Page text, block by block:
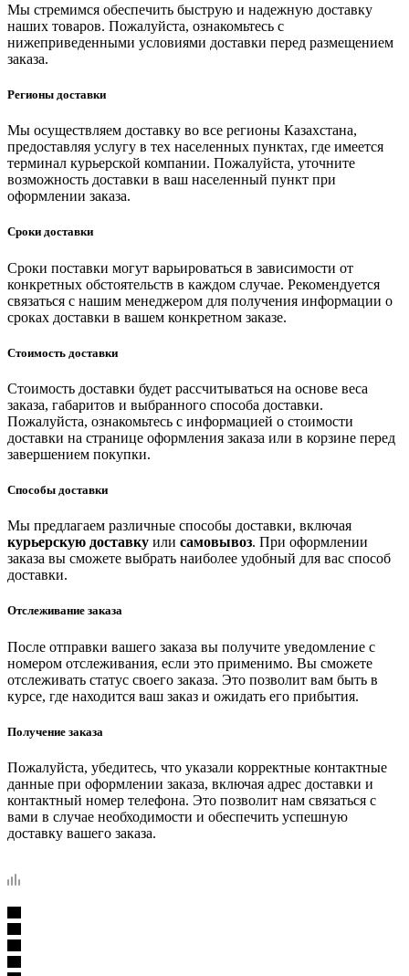
Мы стремимся обеспечить быструю и надежную доставку
наших товаров. Пожалуйста, ознакомьтесь с
нижеприведенными условиями доставки перед размещением
заказа.
Регионы доставки
Мы осуществляем доставку во все регионы Казахстана,
предоставляя услугу в тех населенных пунктах, где имеется
терминал курьерской компании. Пожалуйста, уточните
возможность доставки в ваш населенный пункт при
оформлении заказа.
Сроки доставки
Сроки поставки могут варьироваться в зависимости от
конкретных обстоятельств в каждом случае. Рекомендуется
связаться с нашим менеджером для получения информации о
сроках доставки в вашем конкретном заказе.
Стоимость доставки
Стоимость доставки будет рассчитываться на основе веса
заказа, габаритов и выбранного способа доставки.
Пожалуйста, ознакомьтесь с информацией о стоимости
доставки на странице оформления заказа или в корзине перед
завершением покупки.
Способы доставки
Мы предлагаем различные способы доставки, включая
курьерскую доставку или самовывоз. При оформлении
заказа вы сможете выбрать наиболее удобный для вас способ
доставки.
Отслеживание заказа
После отправки вашего заказа вы получите уведомление с
номером отслеживания, если это применимо. Вы сможете
отслеживать статус своего заказа. Это позволит вам быть в
курсе, где находится ваш заказ и ожидать его прибытия.
Получение заказа
Пожалуйста, убедитесь, что указали корректные контактные
данные при оформлении заказа, включая адрес доставки и
контактный номер телефона. Это позволит нам связаться с
вами в случае необходимости и обеспечить успешную
доставку вашего заказа.